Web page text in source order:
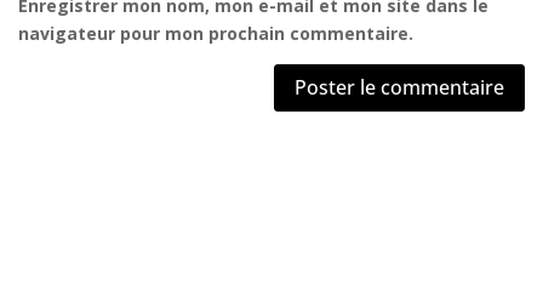
Enregistrer mon nom, mon e-mail et mon site dans le
navigateur pour mon prochain commentaire.